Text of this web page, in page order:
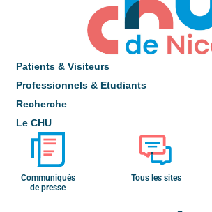
Patients & Visiteurs
Professionnels & Etudiants
Recherche
Le CHU
Communiqués
de presse
Tous les sites